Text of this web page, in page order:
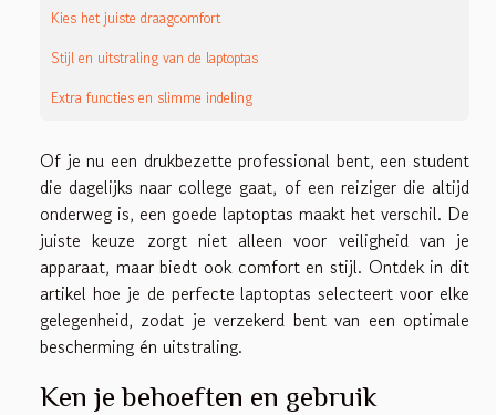
Kies het juiste draagcomfort
Stijl en uitstraling van de laptoptas
Extra functies en slimme indeling
Of je nu een drukbezette professional bent, een student
die dagelijks naar college gaat, of een reiziger die altijd
onderweg is, een goede laptoptas maakt het verschil. De
juiste keuze zorgt niet alleen voor veiligheid van je
apparaat, maar biedt ook comfort en stijl. Ontdek in dit
artikel hoe je de perfecte laptoptas selecteert voor elke
gelegenheid, zodat je verzekerd bent van een optimale
bescherming én uitstraling.
Ken je behoeften en gebruik